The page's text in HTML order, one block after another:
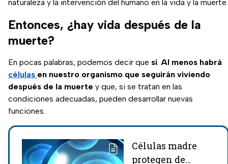
naturaleza y la intervención del humano en la vida y la muerte.
Entonces, ¿hay vida después de la
muerte?
En pocas palabras, podemos decir que sí. Al menos habrá
células en nuestro organismo que seguirán viviendo
después de la muerte y que, si se tratan en las
condiciones adecuadas, pueden desarrollar nuevas
funciones.
Células madre
protegen de